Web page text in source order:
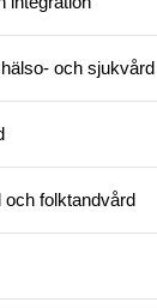
och sjukvård
och folktandvård